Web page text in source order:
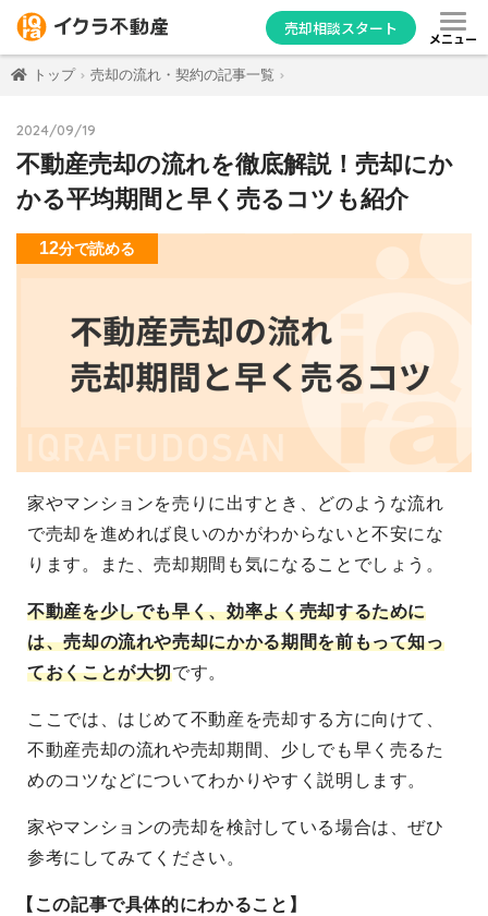
売却相談スタート
メニュー
トップ 売却の流れ・契約の記事一覧
2024/09/19
不動産売却の流れを徹底解説！売却にか
かる平均期間と早く売るコツも紹介
12分で読める
家やマンションを売りに出すとき、どのような流れ
で売却を進めれば良いのかがわからないと不安にな
ります。また、売却期間も気になることでしょう。
不動産を少しでも早く、効率よく売却するために
は、売却の流れや売却にかかる期間を前もって知っ
ておくことが大切です。
ここでは、はじめて不動産を売却する方に向けて、
不動産売却の流れや売却期間、少しでも早く売るた
めのコツなどについてわかりやすく説明します。
家やマンションの売却を検討している場合は、ぜひ
参考にしてみてください。
【この記事で具体的にわかること】